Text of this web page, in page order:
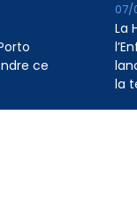
ce
La
la
07/